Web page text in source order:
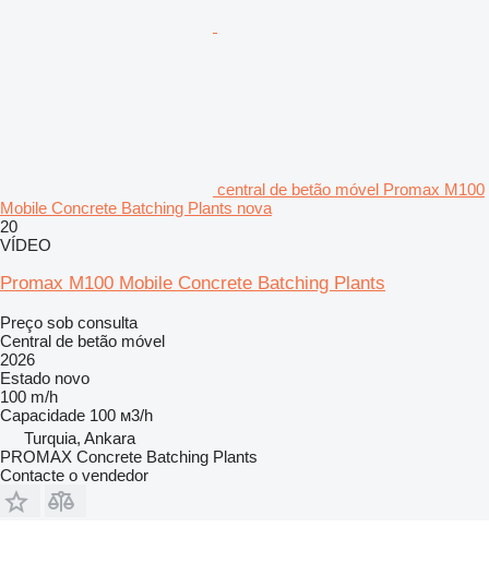
central de betão móvel Promax M100
Mobile Concrete Batching Plants nova
20
VÍDEO
Promax M100 Mobile Concrete Batching Plants
Preço sob consulta
Central de betão móvel
2026
Estado novo
100 m/h
Capacidade 100 м3/h
Turquia, Ankara
PROMAX Concrete Batching Plants
Contacte o vendedor